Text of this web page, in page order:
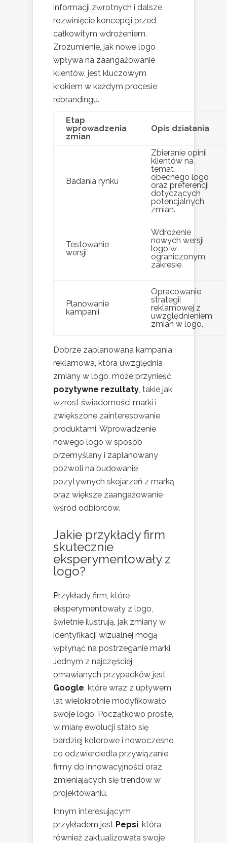
informacji zwrotnych i dalsze
rozwinięcie koncepcji przed
całkowitym wdrożeniem.
Zrozumienie, jak nowe logo
wpływa na zaangażowanie
klientów, jest kluczowym
krokiem w każdym procesie
rebrandingu.
Etap
wprowadzenia
zmian
Opis działania
Badania rynku
Zbieranie opinii
klientów na
temat
obecnego logo
oraz preferencji
dotyczących
potencjalnych
zmian.
Testowanie
wersji
Wdrożenie
nowych wersji
logo w
ograniczonym
zakresie.
Planowanie
kampanii
Opracowanie
strategii
reklamowej z
uwzględnieniem
zmian w logo.
Dobrze zaplanowana kampania
reklamowa, która uwzględnia
zmiany w logo, może przynieść
pozytywne rezultaty , takie jak
wzrost świadomości marki i
zwiększone zainteresowanie
produktami. Wprowadzenie
nowego logo w sposób
przemyślany i zaplanowany
pozwoli na budowanie
pozytywnych skojarzeń z marką
oraz większe zaangażowanie
wśród odbiorców.
Jakie przykłady firm
skutecznie
eksperymentowały z
logo?
Przykłady firm, które
eksperymentowały z logo,
świetnie ilustrują, jak zmiany w
identyfikacji wizualnej mogą
wpłynąć na postrzeganie marki.
Jednym z najczęściej
omawianych przypadków jest
Google , które wraz z upływem
lat wielokrotnie modyfikowało
swoje logo. Początkowo proste,
w miarę ewolucji stało się
bardziej kolorowe i nowoczesne,
co odzwierciedla przywiązanie
firmy do innowacyjności oraz
zmieniających się trendów w
projektowaniu.
Innym interesującym
przykładem jest Pepsi , która
również zaktualizowała swoje